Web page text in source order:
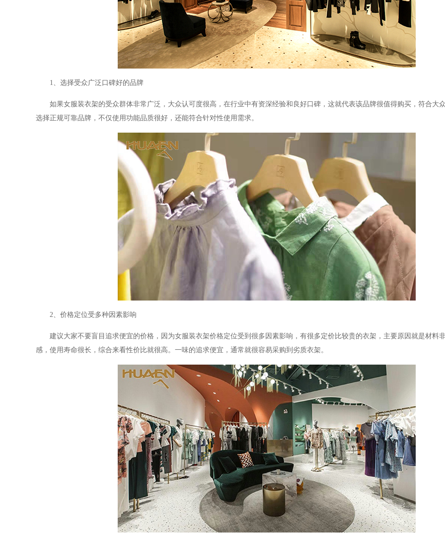
1、选择受众广泛口碑好的品牌
如果女服装衣架的受众群体非常广泛，大众认可度很高，在行业中有资深经验和良好口碑，这就代表该品牌很值得购买，符合大众
选择正规可靠品牌，不仅使用功能品质很好，还能符合针对性使用需求。
2、价格定位受多种因素影响
建议大家不要盲目追求便宜的价格，因为女服装衣架价格定位受到很多因素影响，有很多定价比较贵的衣架，主要原因就是材料
感，使用寿命很长，综合来看性价比就很高。一味的追求便宜，通常就很容易采购到劣质衣架。